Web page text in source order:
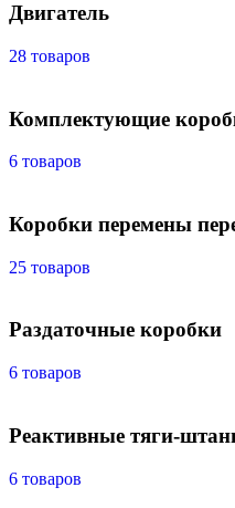
Двигатель
28 товаров
Комплектующие
6 товаров
Коробки перемены
25 товаров
Раздаточные коробки
6 товаров
Реактивные тяги-
6 товаров